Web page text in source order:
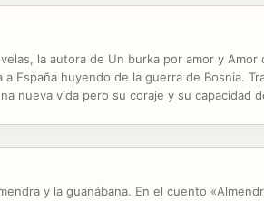
la autora de Un burka por amor y
España huyendo de la guerra de Bosnia.
nueva vida pero su coraje y su capacidad
y la guanábana. En el cuento